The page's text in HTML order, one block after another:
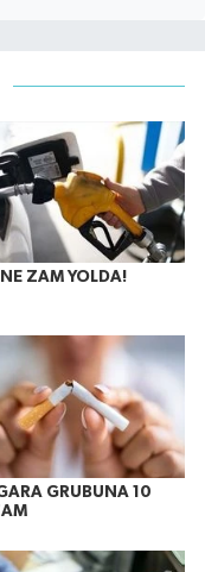
ZAM YOLDA!
GRUBUNA 10